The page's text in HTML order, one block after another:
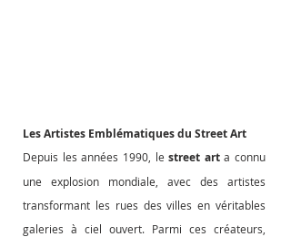
Les Artistes Emblématiques du Street Art
Depuis les années 1990, le street art a connu
une explosion mondiale, avec des artistes
transformant les rues des villes en véritables
galeries à ciel ouvert. Parmi ces créateurs,